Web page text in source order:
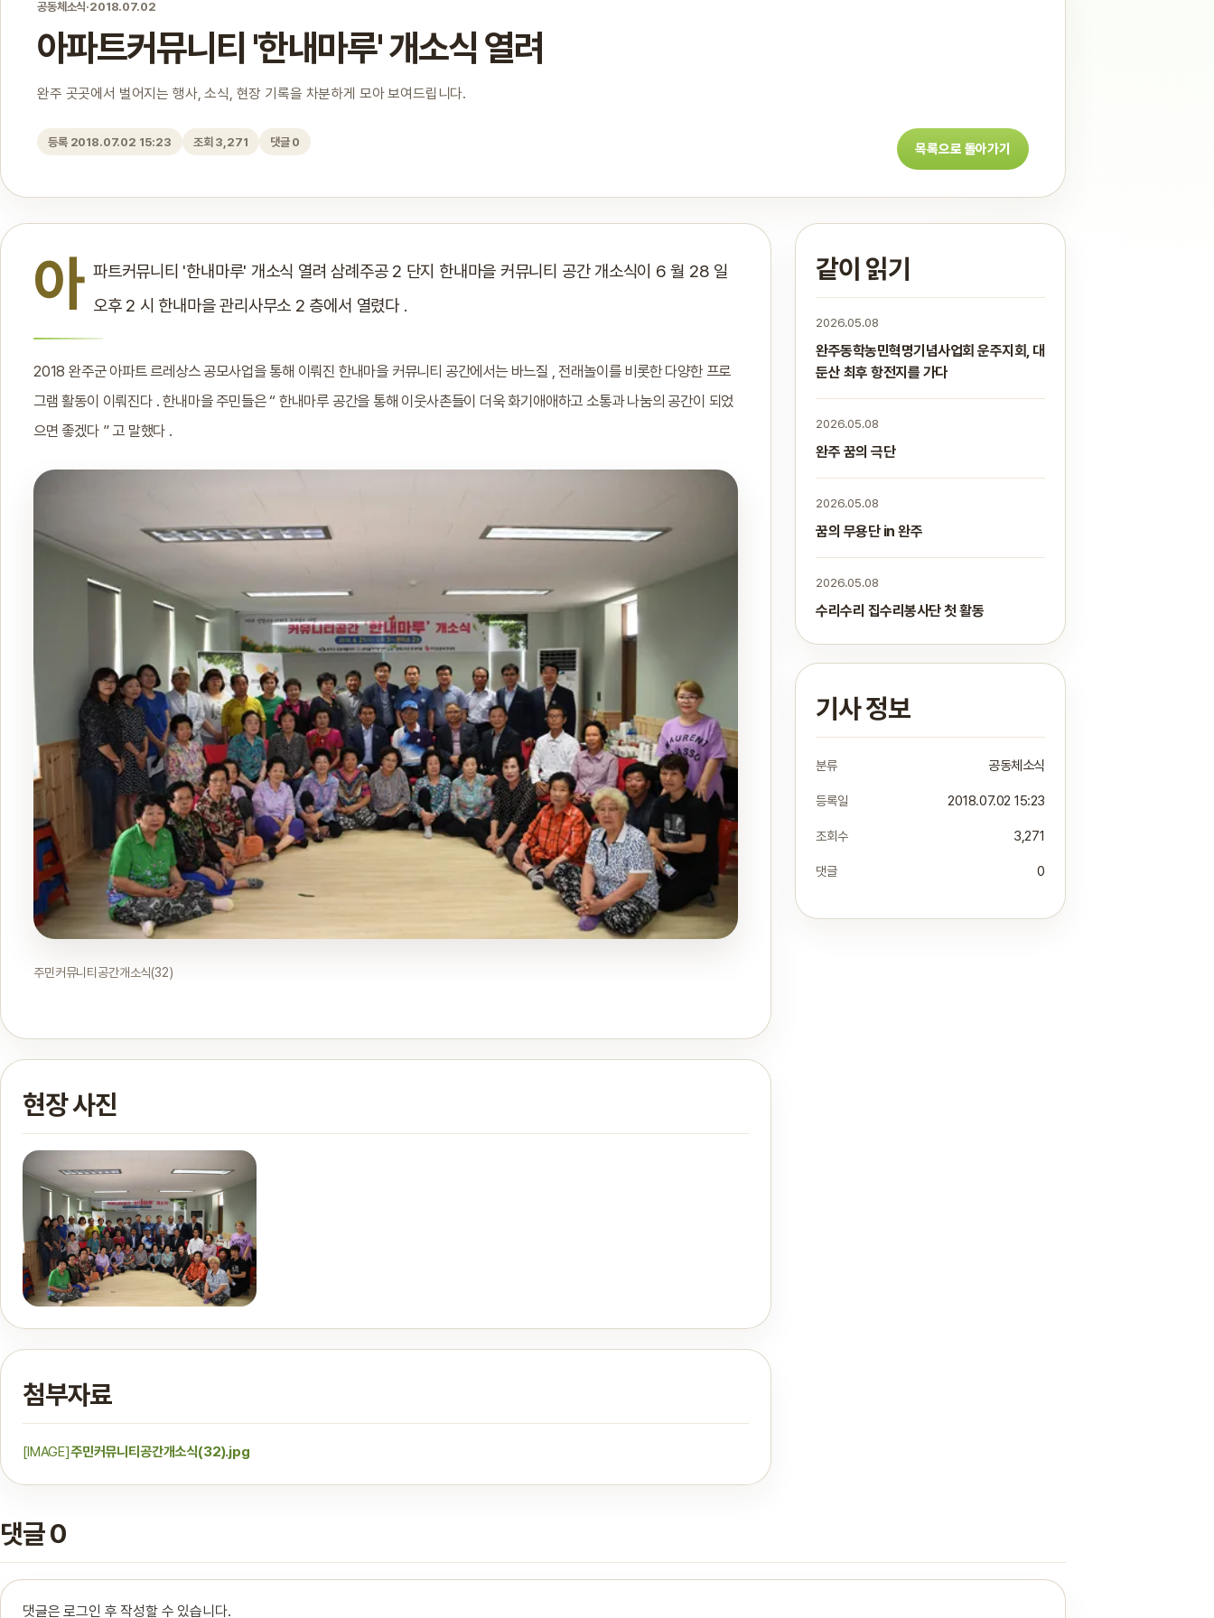
공동체소식·2018.07.02
아파트커뮤니티 '한내마루' 개소식 열려
완주 곳곳에서 벌어지는 행사, 소식, 현장 기록을 차분하게 모아 보여드립니다.
등록 2018.07.02 15:23 조회 3,271 댓글 0 목록으로 돌아가기
아 파트커뮤니티 '한내마루' 개소식 열려 삼례주공 2 단지 한내마을 커뮤니티 공간 개소식이 6 월 28 일
오후 2 시 한내마을 관리사무소 2 층에서 열렸다 .
2018 완주군 아파트 르레상스 공모사업을 통해 이뤄진 한내마을 커뮤니티 공간에서는 바느질 , 전래놀이를 비롯한 다양한 프로
그램 활동이 이뤄진다 . 한내마을 주민들은 “ 한내마루 공간을 통해 이웃사촌들이 더욱 화기애애하고 소통과 나눔의 공간이 되었
으면 좋겠다 ” 고 말했다 .
주민커뮤니티공간개소식(32)
현장 사진
첨부자료
[IMAGE]주민커뮤니티공간개소식(32).jpg
같이 읽기
2026.05.08
완주동학농민혁명기념사업회 운주지회, 대
둔산 최후 항전지를 가다
2026.05.08
완주 꿈의 극단
2026.05.08
꿈의 무용단 in 완주
2026.05.08
수리수리 집수리봉사단 첫 활동
기사 정보
분류 공동체소식
등록일 2018.07.02 15:23
조회수 3,271
댓글 0
댓글 0
댓글은 로그인 후 작성할 수 있습니다.